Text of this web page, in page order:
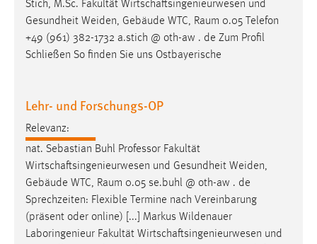
Stich, M.Sc. Fakultät Wirtschaftsingenieurwesen und
Gesundheit Weiden, Gebäude WTC, Raum 0.05 Telefon
+49 (961) 382-1732 a.stich @ oth-aw . de Zum Profil
Schließen So finden Sie uns Ostbayerische
Lehr- und Forschungs-OP
Relevanz:
nat. Sebastian Buhl Professor Fakultät
Wirtschaftsingenieurwesen und Gesundheit Weiden,
Gebäude WTC, Raum 0.05 se.buhl @ oth-aw . de
Sprechzeiten: Flexible Termine nach Vereinbarung
(präsent oder online) [...] Markus Wildenauer
Laboringenieur Fakultät Wirtschaftsingenieurwesen und